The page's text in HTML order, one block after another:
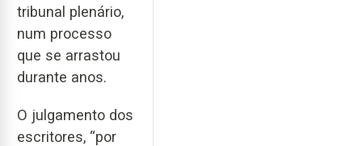
tribunal plenário,
num processo
que se arrastou
durante anos.
O julgamento dos
escritores, “por